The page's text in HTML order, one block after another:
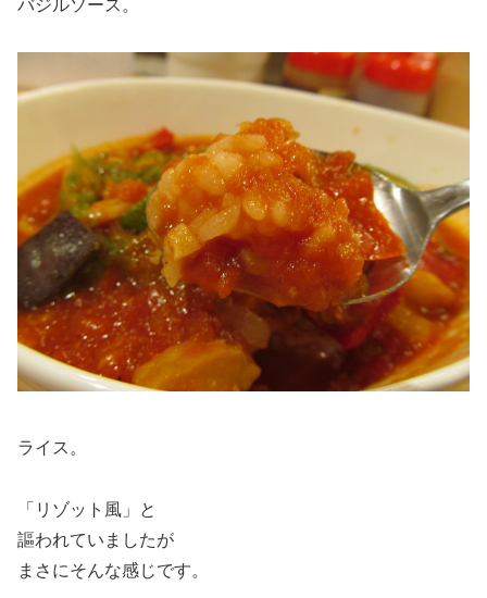
バジルソース。
ライス。
「リゾット風」と
謳われていましたが
まさにそんな感じです。